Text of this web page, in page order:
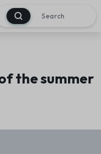
0
the summer